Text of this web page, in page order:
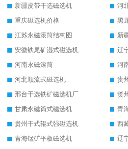
新疆皮带干选磁选机
河
重庆磁选机价格
黑
江苏永磁滚筒结构图
新
安徽铁尾矿湿式磁选机
辽
河南永磁滚筒
河
河北顺流式磁选机
贵
邢台干选铁矿磁选机厂
贺
甘肃永磁筒式磁选机
青
贵州干式辊式强磁选机
西
青海锰矿平板磁选机
辽